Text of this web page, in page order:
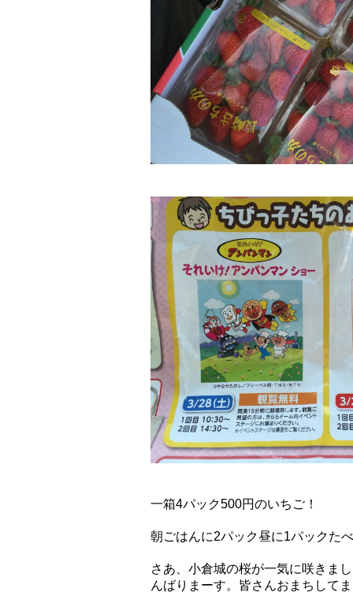
一箱4パック500円のいちご！
朝ごはんに2パック昼に1パックた
さあ、小倉城の桜が一気に咲きま
んばりまーす。皆さんおまちして